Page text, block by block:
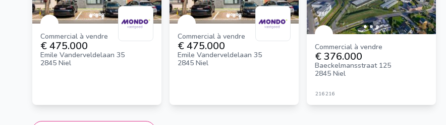
Commercial à vendre
€ 475.000
Emile Vanderveldelaan 35
2845 Niel
Commercial à vendre
€ 475.000
Emile Vanderveldelaan 35
2845 Niel
Commercial à vendre
€ 376.000
Baeckelmansstraat 125
2845 Niel
216216